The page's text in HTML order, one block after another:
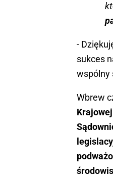
-
sukces
wspólny
Wbrew